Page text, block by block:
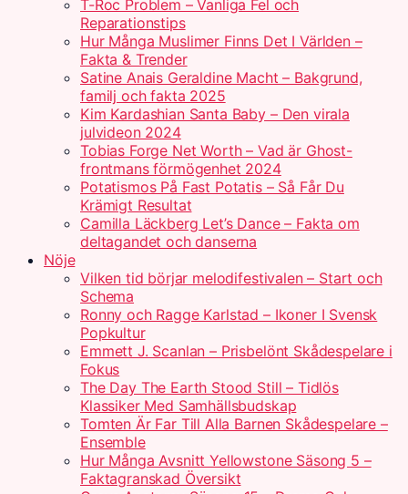
T-Roc Problem – Vanliga Fel och
Reparationstips
Hur Många Muslimer Finns Det I Världen –
Fakta & Trender
Satine Anais Geraldine Macht – Bakgrund,
familj och fakta 2025
Kim Kardashian Santa Baby – Den virala
julvideon 2024
Tobias Forge Net Worth – Vad är Ghost-
frontmans förmögenhet 2024
Potatismos På Fast Potatis – Så Får Du
Krämigt Resultat
Camilla Läckberg Let’s Dance – Fakta om
deltagandet och danserna
Nöje
Vilken tid börjar melodifestivalen – Start och
Schema
Ronny och Ragge Karlstad – Ikoner I Svensk
Popkultur
Emmett J. Scanlan – Prisbelönt Skådespelare i
Fokus
The Day The Earth Stood Still – Tidlös
Klassiker Med Samhällsbudskap
Tomten Är Far Till Alla Barnen Skådespelare –
Ensemble
Hur Många Avsnitt Yellowstone Säsong 5 –
Faktagranskad Översikt